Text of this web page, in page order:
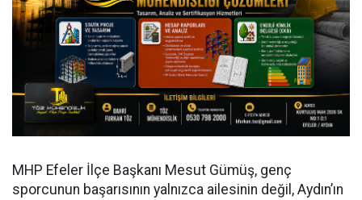
MHP Efeler İlçe Başkanı Mesut Gümüş, genç
sporcunun başarısının yalnızca ailesinin değil, Aydın’ın